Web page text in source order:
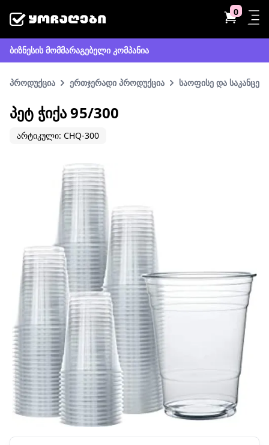
0
ბიზნესის მომმარაგებელი კომპანია
პროდუქცია ერთჯერადი პროდუქცია საოფისე და
ᲞᲔᲢ ᲭᲘᲥᲐ 95/300
არტიკული: CHQ-300